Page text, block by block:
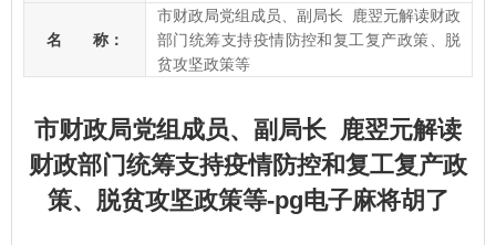
名 称：
市财政局党组成员、副局长 鹿翌元解读财政
部门统筹支持疫情防控和复工复产政策、脱
贫攻坚政策等
市财政局党组成员、副局长 鹿翌元解读
财政部门统筹支持疫情防控和复工复产政
策、脱贫攻坚政策等-pg电子麻将胡了